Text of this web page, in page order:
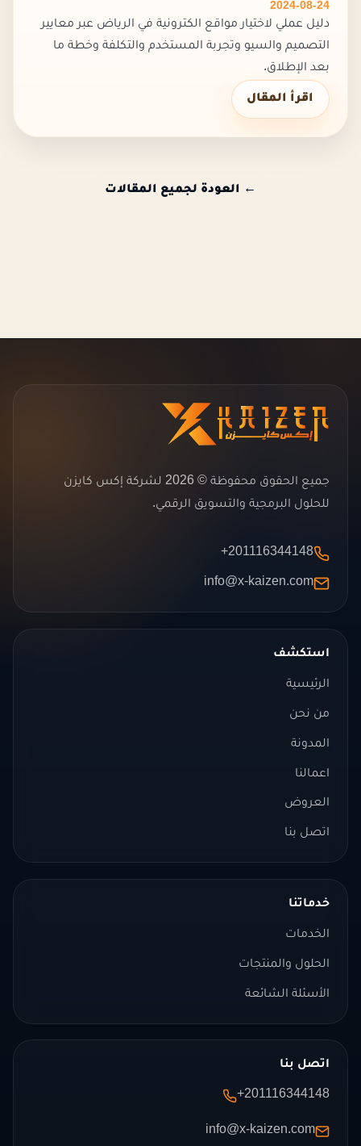
2024-08-24
دليل عملي لاختيار مواقع الكترونية في الرياض عبر معايير
التصميم والسيو وتجربة المستخدم والتكلفة وخطة ما
بعد الإطلاق.
اقرأ المقال
← العودة لجميع المقالات
جميع الحقوق محفوظة © 2026 لشركة إكس كايزن
للحلول البرمجية والتسويق الرقمي.
+201116344148
info@x-kaizen.com
استكشف
الرئيسية
من نحن
المدونة
اعمالنا
العروض
اتصل بنا
خدماتنا
الخدمات
الحلول والمنتجات
الأسئلة الشائعة
اتصل بنا
+201116344148
info@x-kaizen.com